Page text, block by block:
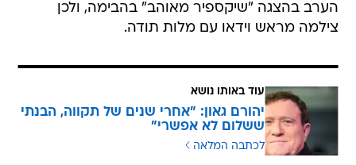
הערב בהצגה "שיקספיר מאוהב" בהבימה, ולכן
צילמה מראש וידאו עם מלות תודה.
עוד באותו נושא
יהורם גאון: "אחרי שנים של תקווה, הבנתי
ששלום לא אפשרי"
לכתבה המלאה